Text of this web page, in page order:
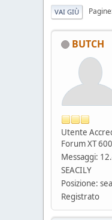
VAI GIÙ Pagine
BUTCH
Utente
Forum XT 600
Messaggi:
SEACILY
Posizione:
Registrato